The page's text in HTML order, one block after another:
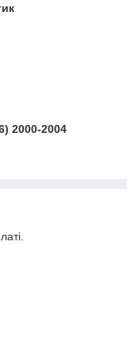
2000-2004